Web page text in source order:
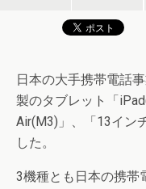
日本の大手携帯電話
製のタブレット「
Air(M3)」、「13イン
した。
3機種とも日本の携帯